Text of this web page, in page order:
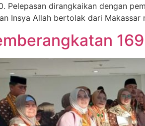
Pelepasan dirangkaikan dengan
Insya Allah bertolak dari